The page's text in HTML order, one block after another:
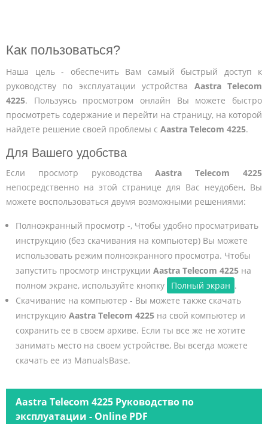
Как пользоваться?
Наша цель - обеспечить Вам самый быстрый доступ к
руководству по эксплуатации устройства Aastra Telecom
4225. Пользуясь просмотром онлайн Вы можете быстро
просмотреть содержание и перейти на страницу, на которой
найдете решение своей проблемы с Aastra Telecom 4225.
Для Вашего удобства
Если просмотр руководстваAastra Telecom 4225
непосредственно на этой странице для Вас неудобен, Вы
можете воспользоваться двумя возможными решениями:
Полноэкранный просмотр -, Чтобы удобно просматривать
инструкцию (без скачивания на компьютер) Вы можете
использовать режим полноэкранного просмотра. Чтобы
запустить просмотр инструкции Aastra Telecom 4225на
полном экране, используйте кнопку
Полный экран .
Скачивание на компьютер - Вы можете также скачать
инструкцию Aastra Telecom 4225на свой компьютер и
сохранить ее в своем архиве. Если ты все же не хотите
занимать место на своем устройстве, Вы всегда можете
скачать ее из ManualsBase.
Aastra Telecom 4225 Руководство по
эксплуатации - Online PDF